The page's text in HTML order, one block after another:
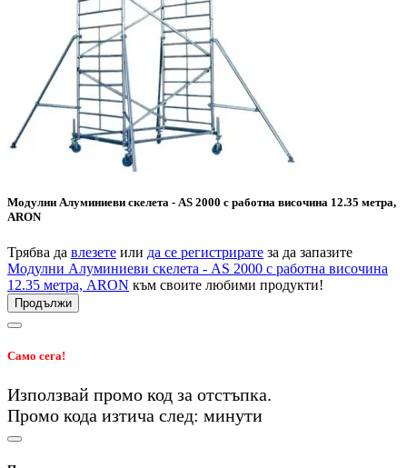
Модулни Алуминиеви скелета - AS 2000 с работна височина 12.35 метра,
ARON
Трябва да влезете или да се регистрирате за да запазите
Модулни Алуминиеви скелета - AS 2000 с работна височина
12.35 метра, ARON към своите любими продукти!
Продължи
Само сега!
Използвай промо код за отстъпка.
Промо кода изтича след: минути